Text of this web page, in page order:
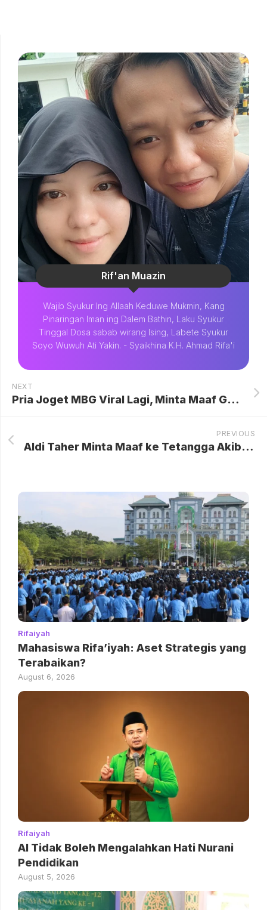
Rif'an Muazin
Wajib Syukur Ing Allaah Keduwe Mukmin, Kang
Pinaringan Iman ing Dalem Bathin, Laku Syukur
Tinggal Dosa sabab wirang Ising, Labete Syukur
Soyo Wuwuh Ati Yakin. - Syaikhina K.H. Ahmad Rifa'i
NEXT
Pria Joget MBG Viral Lagi, Minta Maaf Gegara Parkir Sembarangan
PREVIOUS
Aldi Taher Minta Maaf ke Tetangga Akibat Keramaian Aldi’s Burger yang Menyiram Pelanggan
Rifaiyah
Mahasiswa Rifa’iyah: Aset Strategis yang
Terabaikan?
August 6, 2026
Rifaiyah
AI Tidak Boleh Mengalahkan Hati Nurani
Pendidikan
August 5, 2026